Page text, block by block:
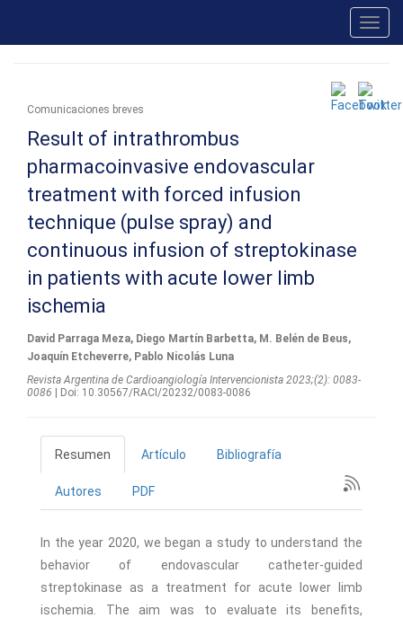
Comunicaciones breves
Result of intrathrombus
pharmacoinvasive endovascular
treatment with forced infusion
technique (pulse spray) and
continuous infusion of streptokinase
in patients with acute lower limb
ischemia
David Parraga Meza, Diego Martín Barbetta, M. Belén de Beus,
Joaquín Etcheverre, Pablo Nicolás Luna
Revista Argentina de Cardioangiologí­a Intervencionista 2023;(2): 0083-
0086 | Doi: 10.30567/RACI/20232/0083-0086
Resumen Artículo Bibliografía
Autores PDF
In the year 2020, we began a study to understand the
behavior of endovascular catheter-guided
streptokinase as a treatment for acute lower limb
ischemia. The aim was to evaluate its benefits,